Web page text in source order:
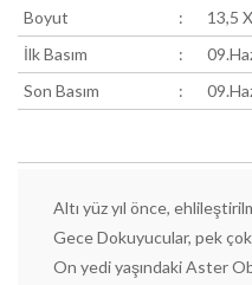
Boyut
:
13,5
İlk Basım
:
Son Basım
:
Altı yüz yıl önce,
Gece Dokuyucular, pek
On yedi yaşındaki Aster